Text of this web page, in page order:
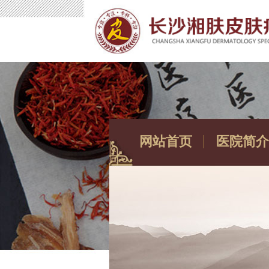
网站首页 医院简介